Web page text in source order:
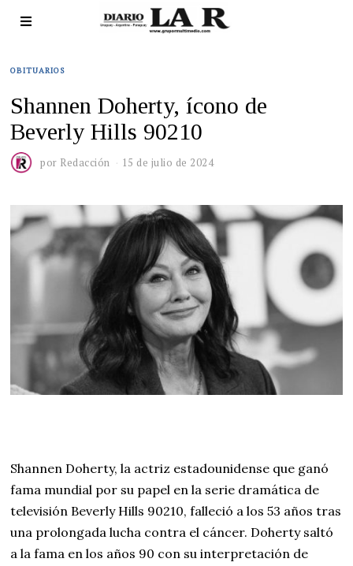
OBITUARIOS
Shannen Doherty, ícono de
Beverly Hills 90210
por Redacción 15 de julio de 2024
Shannen Doherty, la actriz estadounidense que ganó
fama mundial por su papel en la serie dramática de
televisión Beverly Hills 90210, falleció a los 53 años tras
una prolongada lucha contra el cáncer. Doherty saltó
a la fama en los años 90 con su interpretación de